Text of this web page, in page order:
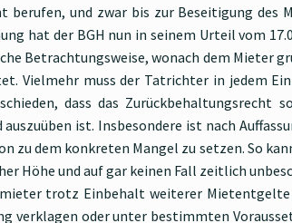
und zwar bis zur Beseitigung des
hat der BGH nun in seinem Urteil vom
Betrachtungsweise, wonach dem Mieter
Vielmehr muss der Tatrichter in jedem
dass das Zurückbehaltungsrecht
ist. Insbesondere ist nach
dem konkreten Mangel zu setzen. So
Höhe und auf gar keinen Fall zeitlich
trotz Einbehalt weiterer
verklagen oder unter bestimmten